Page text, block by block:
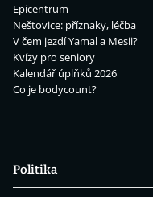
Epicentrum
Neštovice: příznaky, léčba
V čem jezdí Yamal a Mesii?
Kvízy pro seniory
Kalendář úplňků 2026
Co je bodycount?
Politika